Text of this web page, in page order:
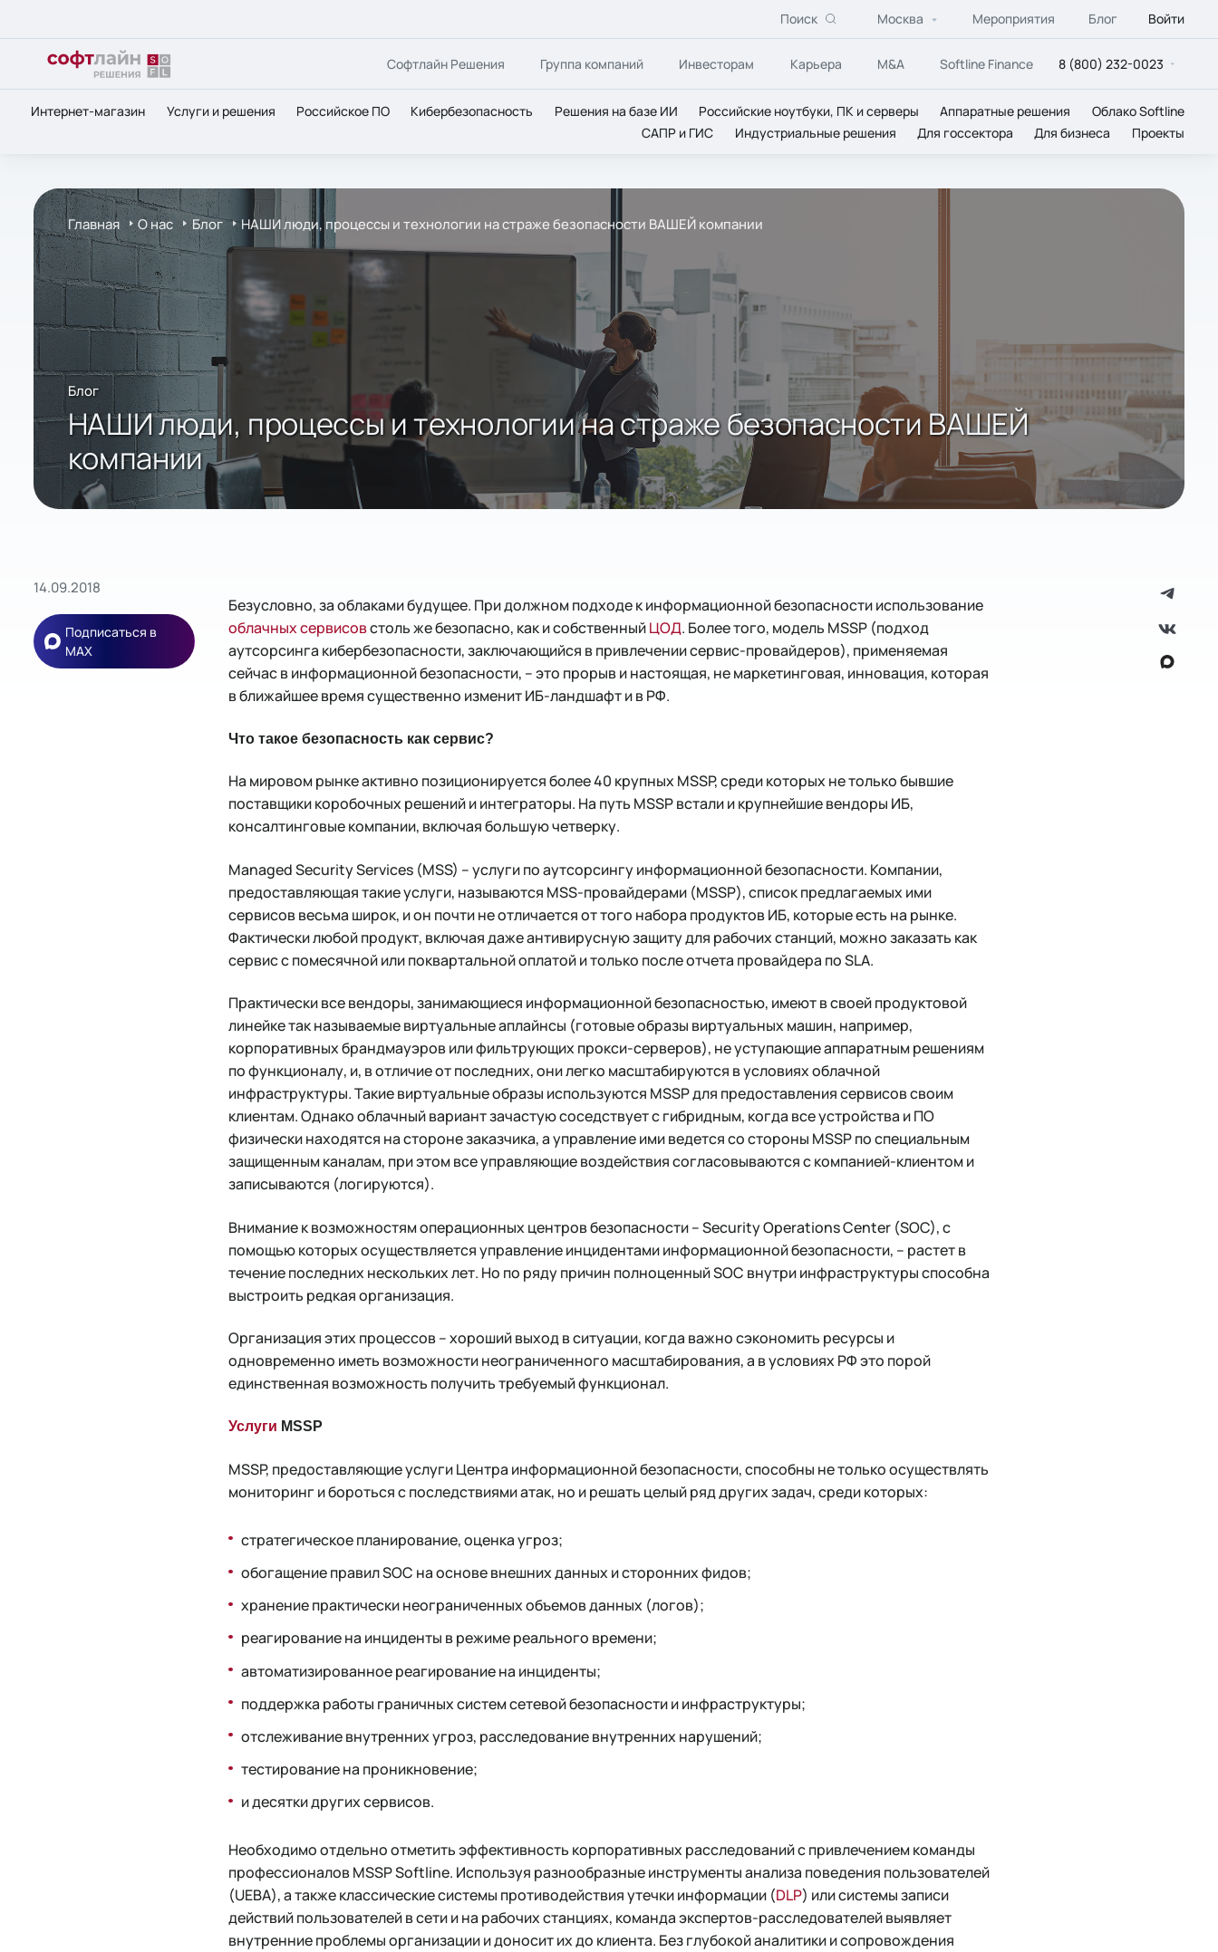
Поиск Москва Мероприятия Блог Войти
Софтлайн Решения Группа компаний Инвесторам Карьера M&A Softline Finance 8 (800) 232-0023
Интернет-магазин Услуги и решения Российское ПО Кибербезопасность Решения на базе ИИ Российские ноутбуки, ПК и серверы Аппаратные решения
Облако Softline
САПР и ГИС
Индустриальные решения Для госсектора Для бизнеса Проекты
Главная О нас Блог НАШИ люди, процессы и технологии на страже безопасности ВАШЕЙ компании
Блог
НАШИ люди, процессы и технологии на страже безопасности ВАШЕЙ
компании
14.09.2018
Подписаться в
MAX
Безусловно, за облаками будущее. При должном подходе к информационной безопасности использование
облачных сервисовстоль же безопасно, как и собственныйЦОД. Более того, модель MSSP (подход
аутсорсинга кибербезопасности, заключающийся в привлечении сервис-провайдеров), применяемая
сейчас в информационной безопасности, – это прорыв и настоящая, не маркетинговая, инновация, которая
в ближайшее время существенно изменит ИБ-ландшафт и в РФ.
Что такое безопасность как сервис?
На мировом рынке активно позиционируется более 40 крупных MSSP, среди которых не только бывшие
поставщики коробочных решений и интеграторы. На путь MSSP встали и крупнейшие вендоры ИБ,
консалтинговые компании, включая большую четверку.
Managed Security Services (MSS) – услуги по аутсорсингу информационной безопасности. Компании,
предоставляющая такие услуги, называются MSS-провайдерами (MSSP), список предлагаемых ими
сервисов весьма широк, и он почти не отличается от того набора продуктов ИБ, которые есть на рынке.
Фактически любой продукт, включая даже антивирусную защиту для рабочих станций, можно заказать как
сервис с помесячной или поквартальной оплатой и только после отчета провайдера по SLA.
Практически все вендоры, занимающиеся информационной безопасностью, имеют в своей продуктовой
линейке так называемые виртуальные аплайнсы (готовые образы виртуальных машин, например,
корпоративных брандмауэров или фильтрующих прокси-серверов), не уступающие аппаратным решениям
по функционалу, и, в отличие от последних, они легко масштабируются в условиях облачной
инфраструктуры. Такие виртуальные образы используются MSSP для предоставления сервисов своим
клиентам. Однако облачный вариант зачастую соседствует с гибридным, когда все устройства и ПО
физически находятся на стороне заказчика, а управление ими ведется со стороны MSSP по специальным
защищенным каналам, при этом все управляющие воздействия согласовываются с компанией-клиентом и
записываются (логируются).
Внимание к возможностям операционных центров безопасности – Security Operations Center (SOC), с
помощью которых осуществляется управление инцидентами информационной безопасности, – растет в
течение последних нескольких лет. Но по ряду причин полноценный SOC внутри инфраструктуры способна
выстроить редкая организация.
Организация этих процессов – хороший выход в ситуации, когда важно сэкономить ресурсы и
одновременно иметь возможности неограниченного масштабирования, а в условиях РФ это порой
единственная возможность получить требуемый функционал.
Услуги MSSP
MSSP, предоставляющие услуги Центра информационной безопасности, способны не только осуществлять
мониторинг и бороться с последствиями атак, но и решать целый ряд других задач, среди которых:
стратегическое планирование, оценка угроз;
обогащение правил SOC на основе внешних данных и сторонних фидов;
хранение практически неограниченных объемов данных (логов);
реагирование на инциденты в режиме реального времени;
автоматизированное реагирование на инциденты;
поддержка работы граничных систем сетевой безопасности и инфраструктуры;
отслеживание внутренних угроз, расследование внутренних нарушений;
тестирование на проникновение;
и десятки других сервисов.
Необходимо отдельно отметить эффективность корпоративных расследований с привлечением команды
профессионалов MSSP Softline. Используя разнообразные инструменты анализа поведения пользователей
(UEBA), а также классические системы противодействия утечки информации (DLP) или системы записи
действий пользователей в сети и на рабочих станциях, команда экспертов-расследователей выявляет
внутренние проблемы организации и доносит их до клиента. Без глубокой аналитики и сопровождения